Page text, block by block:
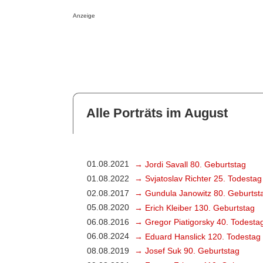
Anzeige
Alle Porträts im August
01.08.2021
→ Jordi Savall 80. Geburtstag
01.08.2022
→ Svjatoslav Richter 25. Todestag
02.08.2017
→ Gundula Janowitz 80.
05.08.2020
→ Erich Kleiber 130. Geburtstag
06.08.2016
→ Gregor Piatigorsky 40.
06.08.2024
→ Eduard Hanslick 120. Todestag
08.08.2019
→ Josef Suk 90. Geburtstag